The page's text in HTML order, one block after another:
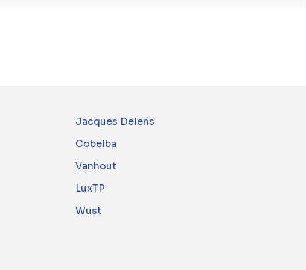
Jacques Delens
Cobelba
Vanhout
LuxTP
Wust